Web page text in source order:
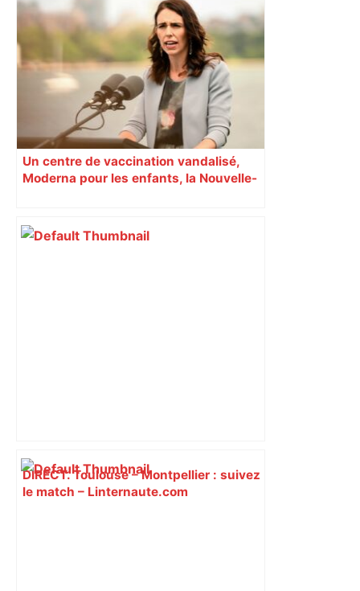
Un centre de vaccination vandalisé,
Moderna pour les enfants, la Nouvelle-
DIRECT. Toulouse – Montpellier : suivez
le match – Linternaute.com